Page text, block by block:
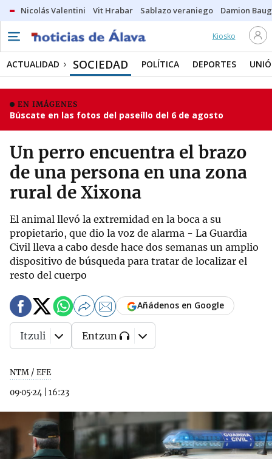
Nicolás Valentini Vit Hrabar Sablazo veraniego Damion
Kiosko
ACTUALIDAD SOCIEDAD POLÍTICA DEPORTES
EN IMÁGENES
Búscate en las fotos del paseíllo del 6 de agosto
Un perro encuentra el brazo
de una persona en una zona
rural de Xixona
El animal llevó la extremidad en la boca a su
propietario, que dio la voz de alarma - La Guardia
Civil lleva a cabo desde hace dos semanas un amplio
dispositivo de búsqueda para tratar de localizar el
resto del cuerpo
NTM / EFE
09·05·24
16:23
Añádenos en Google
Itzuli Entzun